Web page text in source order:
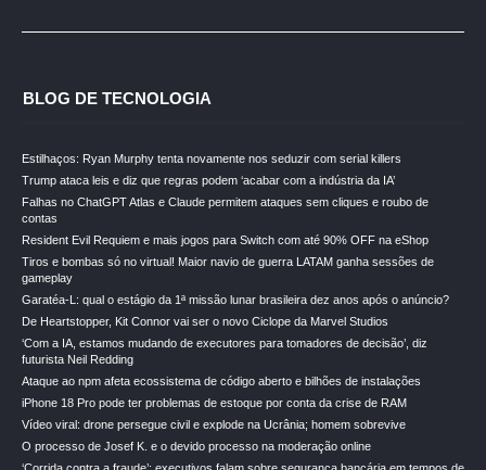
BLOG DE TECNOLOGIA
Estilhaços: Ryan Murphy tenta novamente nos seduzir com serial killers
Trump ataca leis e diz que regras podem ‘acabar com a indústria da IA’
Falhas no ChatGPT Atlas e Claude permitem ataques sem cliques e roubo de
contas
Resident Evil Requiem e mais jogos para Switch com até 90% OFF na eShop
Tiros e bombas só no virtual! Maior navio de guerra LATAM ganha sessões de
gameplay
Garatéa-L: qual o estágio da 1ª missão lunar brasileira dez anos após o anúncio?
De Heartstopper, Kit Connor vai ser o novo Ciclope da Marvel Studios
‘Com a IA, estamos mudando de executores para tomadores de decisão’, diz
futurista Neil Redding
Ataque ao npm afeta ecossistema de código aberto e bilhões de instalações
iPhone 18 Pro pode ter problemas de estoque por conta da crise de RAM
Vídeo viral: drone persegue civil e explode na Ucrânia; homem sobrevive
O processo de Josef K. e o devido processo na moderação online